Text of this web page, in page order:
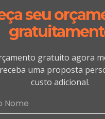
seu
gratuito agora
uma proposta
custo adicional.